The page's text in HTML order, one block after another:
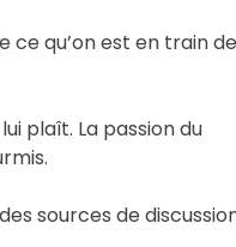
ce qu’on est en train de
plaît. La passion du
sources de